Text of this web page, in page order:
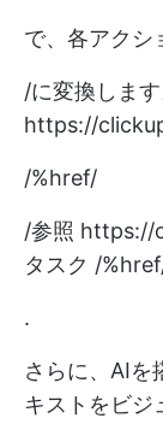
で、各アクシ
/に変換します
https://
/%href/
/参照 https://
タスク /
.
さらに、AIを
キストをビジ